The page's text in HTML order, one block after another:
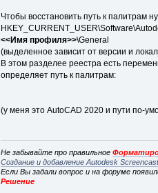
Чтобы восстановить путь к палитрам
<<Имя профиля>>\General
(выделенное зависит от версии и
В этом разделее реестра есть
определяет путь к палитрам:
(у меня это AutoCAD 2020 и пути по-
Не забывайте про правильное
Создание и добавление Autodesk
Если Вы задали вопрос и на форуме
Решение